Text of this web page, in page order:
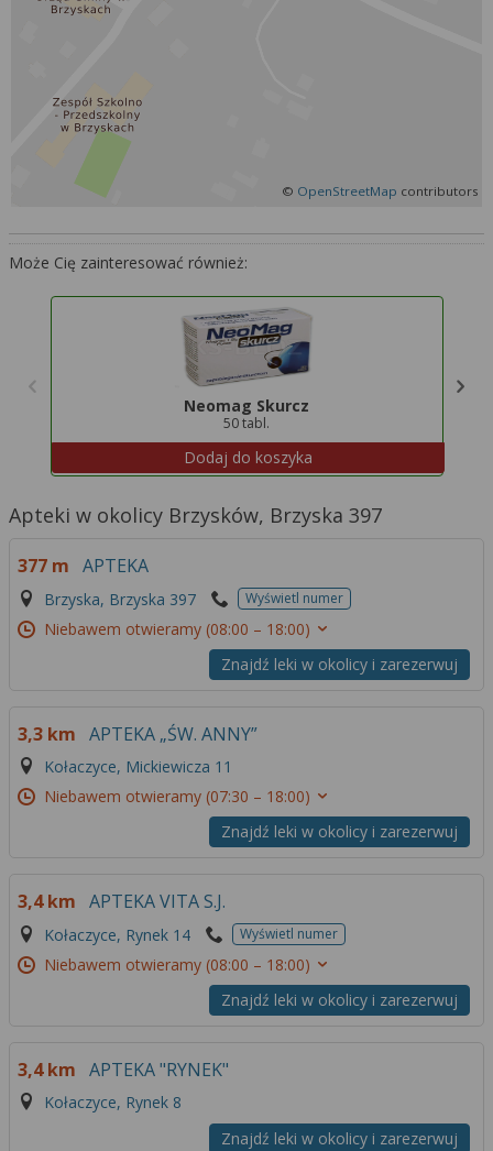
© OpenStreetMap contributors
Może Cię zainteresować również:
Neomag Skurcz
50 tabl.
Dodaj do koszyka
Apteki w okolicy Brzysków, Brzyska 397
377 m APTEKA
Brzyska, Brzyska 397 Wyświetl numer
Niebawem otwieramy (08:00 – 18:00)
Znajdź leki w okolicy i zarezerwuj
3,3 km APTEKA „ŚW. ANNY”
Kołaczyce, Mickiewicza 11
Niebawem otwieramy (07:30 – 18:00)
Znajdź leki w okolicy i zarezerwuj
3,4 km APTEKA VITA S.J.
Kołaczyce, Rynek 14 Wyświetl numer
Niebawem otwieramy (08:00 – 18:00)
Znajdź leki w okolicy i zarezerwuj
3,4 km APTEKA "RYNEK"
Kołaczyce, Rynek 8
Znajdź leki w okolicy i zarezerwuj
Więcej informacji na temat wykorzystywania